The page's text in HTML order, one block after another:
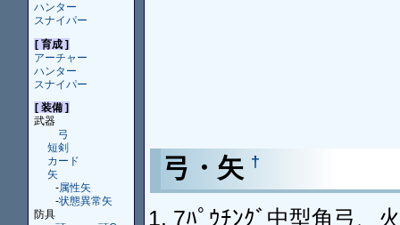
ハンター
スナイパー
[ 育成 ]
アーチャー
ハンター
スナイパー
[ 装備 ]
武器
弓
短剣
カード
矢
-属性矢
-状態異常矢
防具
弓・矢 †
7ﾊﾟｳﾁﾝｸﾞ中型角弓、